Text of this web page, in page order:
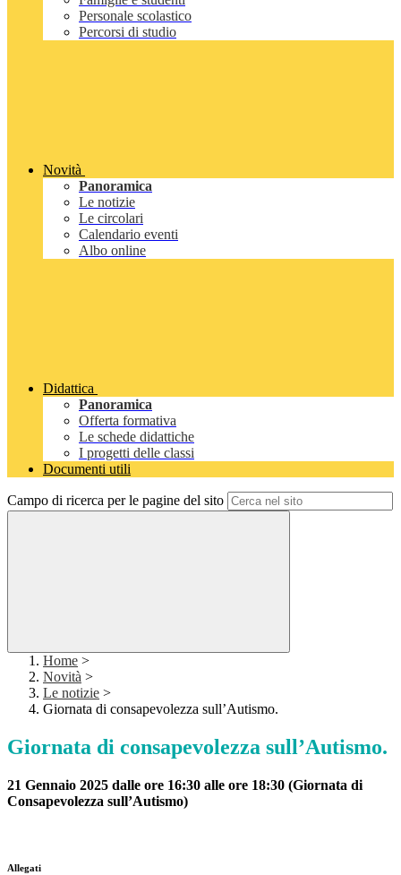
Personale scolastico
Percorsi di studio
Novità
Panoramica
Le notizie
Le circolari
Calendario eventi
Albo online
Didattica
Panoramica
Offerta formativa
Le schede didattiche
I progetti delle classi
Documenti utili
Campo di ricerca per le pagine del sito
Home >
Novità >
Le notizie >
Giornata di consapevolezza sull’Autismo.
Giornata di consapevolezza sull’Autismo.
21 Gennaio 2025 dalle ore 16:30 alle ore 18:30 (Giornata di
Consapevolezza sull’Autismo)
Allegati